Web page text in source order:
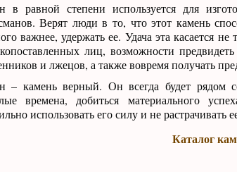
в равной степени используется для
Верят люди в то, что этот камень
важнее, удержать ее. Удача эта касается
лиц, возможности предвидеть
и лжецов, а также вовремя получать
– камень верный. Он всегда будет рядом
времена, добиться материального
использовать его силу и не растрачивать
Каталог